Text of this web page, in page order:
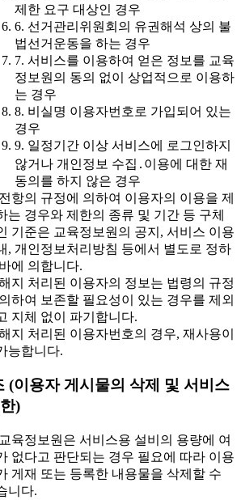
제한 요구 대상인 경우
6. 선거관리위원회의 유권해석 상의 불
법선거운동을 하는 경우
7. 서비스를 이용하여 얻은 정보를 교육
정보원의 동의 없이 상업적으로 이용하
는 경우
8. 비실명 이용자번호로 가입되어 있는
경우
9. 일정기간 이상 서비스에 로그인하지
않거나 개인정보 수집․이용에 대한 재
동의를 하지 않은 경우
항의 규정에 의하여 이용자의 이용을 제
는 경우와 제한의 종류 및 기간 등 구체
기준은 교육정보원의 공지, 서비스 이용
, 개인정보처리방침 등에서 별도로 정하
에 의합니다.
지 처리된 이용자의 정보는 법령의 규정
하여 보존할 필요성이 있는 경우를 제외
지체 없이 파기합니다.
지 처리된 이용자번호의 경우, 재사용이
능합니다.
(이용자 게시물의 삭제 및 서비스
)
육정보원은 서비스용 설비의 용량에 여
없다고 판단되는 경우 필요에 따라 이용
게재 또는 등록한 내용물을 삭제할 수
니다.